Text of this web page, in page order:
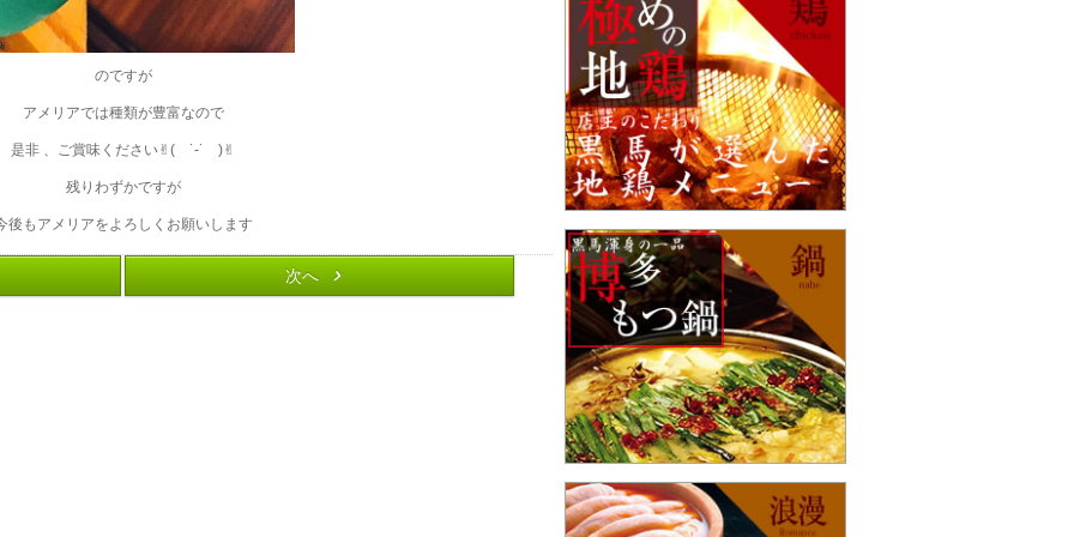
のですが
アメリアでは種類が豊富なので
是非 、ご賞味ください✌︎( ˙-˙ )✌︎
残りわずかですが
後もアメリアをよろしくお願いします
次へ